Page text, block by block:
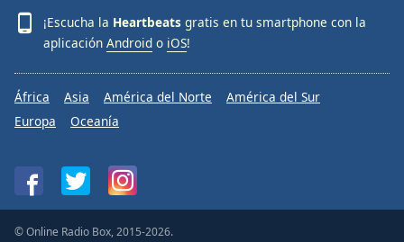
¡Escucha la Heartbeats gratis en tu smartphone con la
aplicación Android o iOS!
África Asia América del Norte
América del Sur
Europa
Oceanía
© Online Radio Box, 2015-2026.